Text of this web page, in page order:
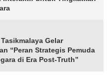
Gelar
“Peran Strategis Pemuda
di Era Post-Truth”